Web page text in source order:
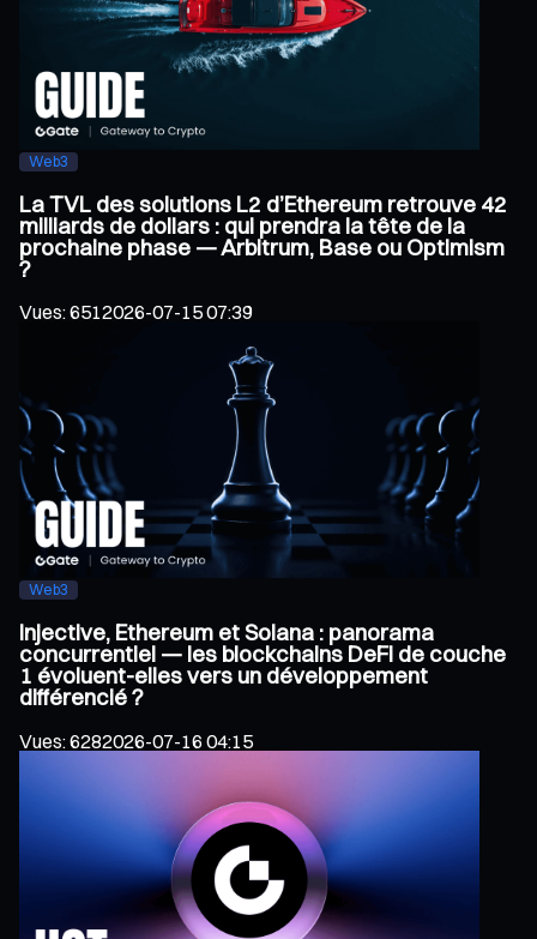
Web3
La TVL des solutions L2 d’Ethereum retrouve 42
milliards de dollars : qui prendra la tête de la
prochaine phase — Arbitrum, Base ou Optimism
?
Vues:6512026-07-15 07:39
Web3
Injective, Ethereum et Solana : panorama
concurrentiel — les blockchains DeFi de couche
1 évoluent-elles vers un développement
différencié ?
Vues:6282026-07-16 04:15